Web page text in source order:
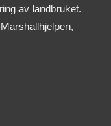
av landbruket.